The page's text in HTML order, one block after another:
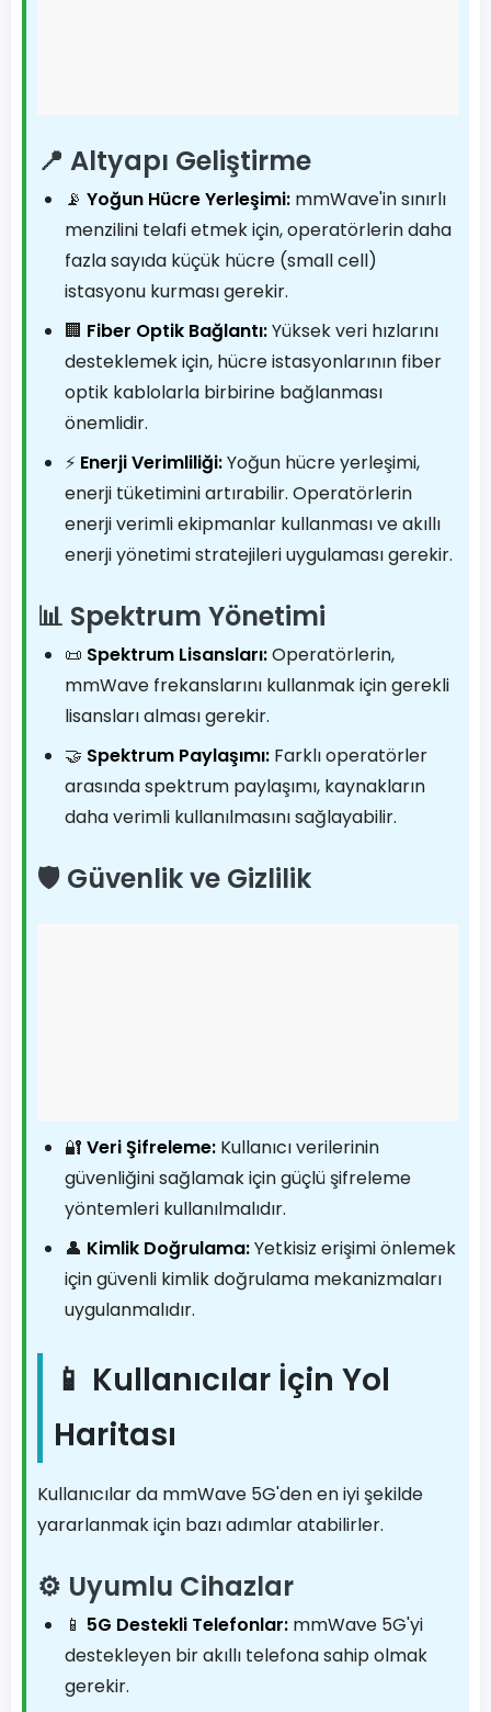
📍 Altyapı Geliştirme
📡 Yoğun Hücre Yerleşimi: mmWave'in sınırlı
menzilini telafi etmek için, operatörlerin daha
fazla sayıda küçük hücre (small cell)
istasyonu kurması gerekir.
🏢 Fiber Optik Bağlantı:Yüksek veri hızlarını
desteklemek için, hücre istasyonlarının fiber
optik kablolarla birbirine bağlanması
önemlidir.
⚡️ Enerji Verimliliği:Yoğun hücre yerleşimi,
enerji tüketimini artırabilir. Operatörlerin
enerji verimli ekipmanlar kullanması ve akıllı
enerji yönetimi stratejileri uygulaması gerekir.
📊 Spektrum Yönetimi
📜 Spektrum Lisansları:Operatörlerin,
mmWave frekanslarını kullanmak için gerekli
lisansları alması gerekir.
🤝 Spektrum Paylaşımı: Farklı operatörler
arasında spektrum paylaşımı, kaynakların
daha verimli kullanılmasını sağlayabilir.
🛡️ Güvenlik ve Gizlilik
🔐 Veri Şifreleme: Kullanıcı verilerinin
güvenliğini sağlamak için güçlü şifreleme
yöntemleri kullanılmalıdır.
👤 Kimlik Doğrulama:Yetkisiz erişimi önlemek
için güvenli kimlik doğrulama mekanizmaları
uygulanmalıdır.
📱 Kullanıcılar İçin Yol
Haritası
Kullanıcılar da mmWave 5G'den en iyi şekilde
yararlanmak için bazı adımlar atabilirler.
⚙️ Uyumlu Cihazlar
📱 5G Destekli Telefonlar: mmWave 5G'yi
destekleyen bir akıllı telefona sahip olmak
gerekir.